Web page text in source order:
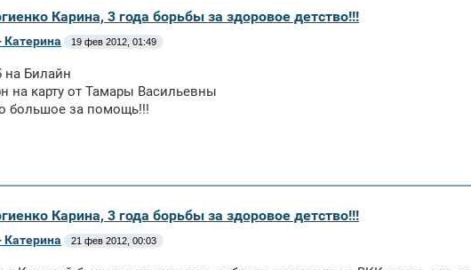
Карина, 3 года борьбы за здоровое детство!!!
Катерина 19 фев 2012, 01:49
на Билайн
на карту от Тамары Васильевны
большое за помощь!!!
Карина, 3 года борьбы за здоровое детство!!!
Катерина 21 фев 2012, 00:03